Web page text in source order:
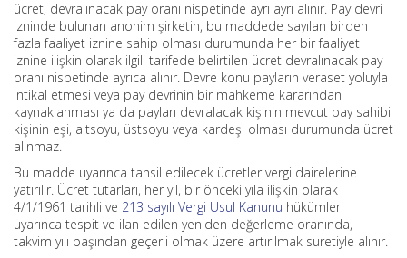
ücret, devralınacak pay oranı nispetinde ayrı ayrı alınır. Pay devri
izninde bulunan anonim şirketin, bu maddede sayılan birden
fazla faaliyet iznine sahip olması durumunda her bir faaliyet
iznine ilişkin olarak ilgili tarifede belirtilen ücret devralınacak pay
oranı nispetinde ayrıca alınır. Devre konu payların veraset yoluyla
intikal etmesi veya pay devrinin bir mahkeme kararından
kaynaklanması ya da payları devralacak kişinin mevcut pay sahibi
kişinin eşi, altsoyu, üstsoyu veya kardeşi olması durumunda ücret
alınmaz.
Bu madde uyarınca tahsil edilecek ücretler vergi dairelerine
yatırılır. Ücret tutarları, her yıl, bir önceki yıla ilişkin olarak
4/1/1961 tarihli ve 213 sayılı Vergi Usul Kanunu hükümleri
uyarınca tespit ve ilan edilen yeniden değerleme oranında,
takvim yılı başından geçerli olmak üzere artırılmak suretiyle alınır.